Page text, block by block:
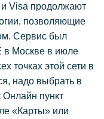
Visa продолжают
позволяющие
Сервис был
в Москве в июле
точках этой сети в
надо выбрать в
пункт
«Карты» или